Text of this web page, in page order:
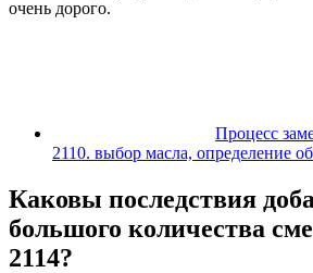
очень дорого.
Процесс
2110. выбор масла, определение
Каковы последствия
большого количества
2114?